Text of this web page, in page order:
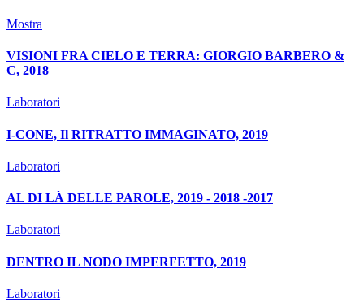
Mostra
VISIONI FRA CIELO E TERRA: GIORGIO BARBERO &
C, 2018
Laboratori
I-CONE, Il RITRATTO IMMAGINATO, 2019
Laboratori
AL DI LÀ DELLE PAROLE, 2019 - 2018 -2017
Laboratori
DENTRO IL NODO IMPERFETTO, 2019
Laboratori